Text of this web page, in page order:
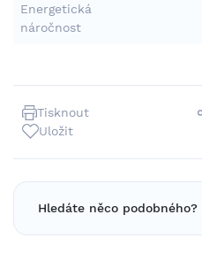
Tisknout
Uložit
Hledáte něco podobného?
Energetická
náročnost